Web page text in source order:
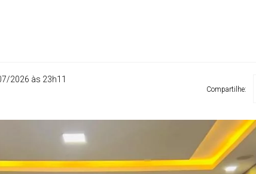
2026 às 23h11
Compartilhe: